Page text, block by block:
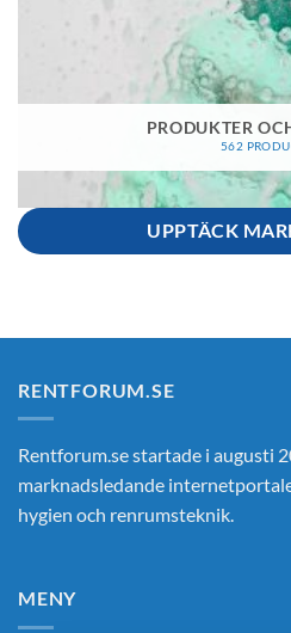
PRODUKTER
562
UPPTÄCK
RENTFORUM.SE
Rentforum.se startade i augusti
marknadsledande
hygien och renrumsteknik.
MENY